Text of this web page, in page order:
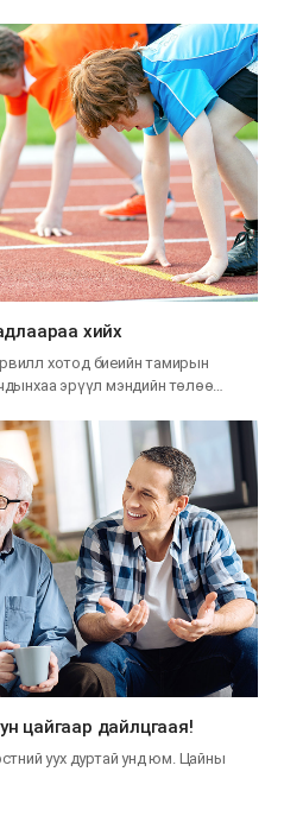
хийх
хотод биеийн тамирын
эрүүл мэндийн төлөө…
цайгаар дайлцгаая!
уух дуртай унд юм. Цайны